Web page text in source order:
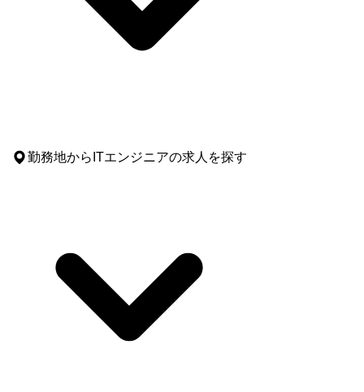
勤務地からITエンジニアの求人を探す